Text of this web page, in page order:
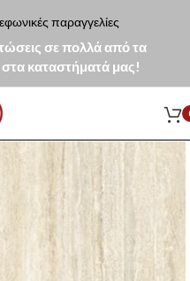
παραγγελίες
σε πολλά από τα
στα καταστήματά μας!